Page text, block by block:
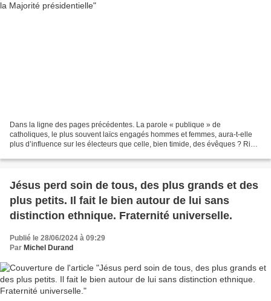
Dans la ligne des pages précédentes. La parole « publique » de
catholiques, le plus souvent laïcs engagés hommes et femmes, aura-t-elle
plus d’influence sur les électeurs que celle, bien timide, des évêques ? Rien
Jésus perd soin de tous, des plus grands et des
plus petits. Il fait le bien autour de lui sans
distinction ethnique. Fraternité universelle.
Publié le 28/06/2024 à 09:29
Par Michel Durand